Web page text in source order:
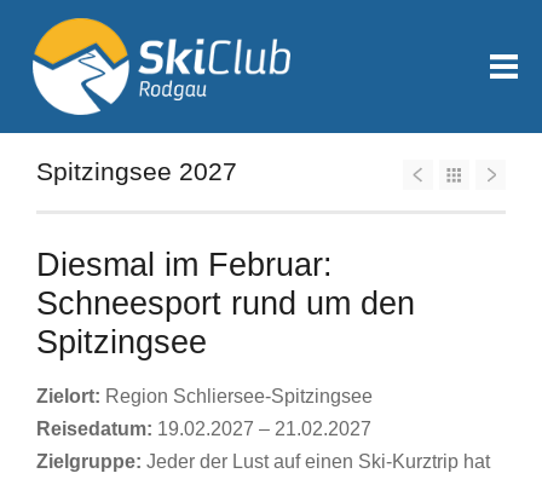
Spitzingsee 2027
Diesmal im Februar:
Schneesport rund um den
Spitzingsee
Zielort: Region Schliersee-Spitzingsee
Reisedatum: 19.02.2027 – 21.02.2027
Zielgruppe: Jeder der Lust auf einen Ski-Kurztrip hat